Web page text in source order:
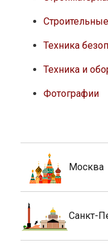
Техника
Техника и
Фотографии
Москва
Санкт-